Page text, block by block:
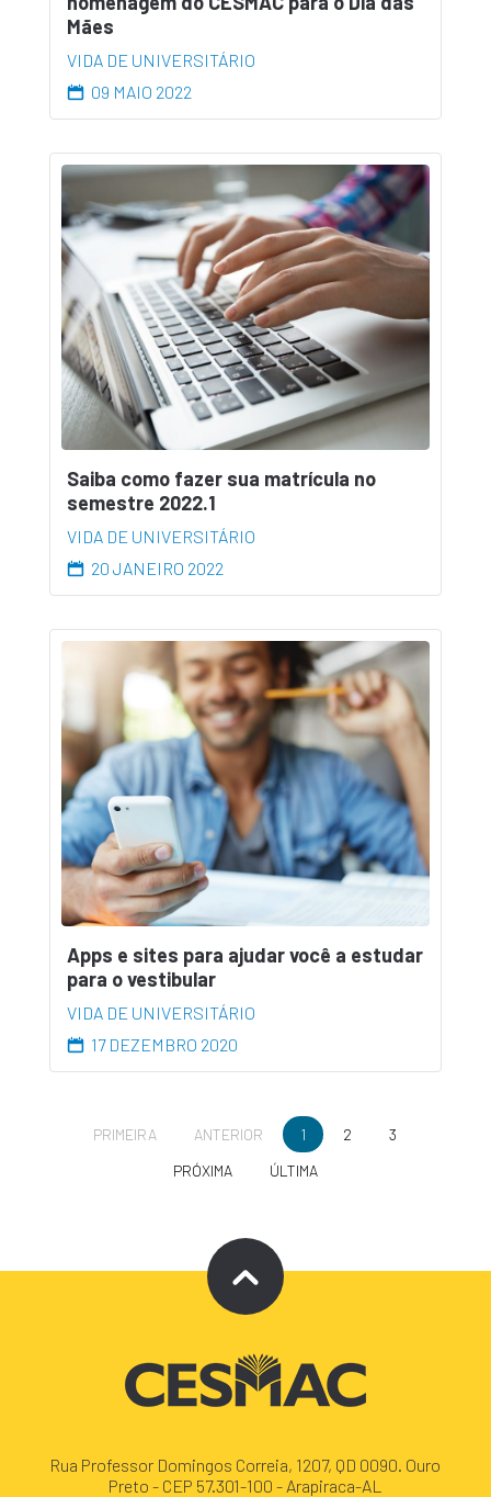
Mães
VIDA DE UNIVERSITÁRIO
09 MAIO 2022
Saiba como fazer sua matrícula no
semestre 2022.1
VIDA DE UNIVERSITÁRIO
20 JANEIRO 2022
Apps e sites para ajudar você a estudar
para o vestibular
VIDA DE UNIVERSITÁRIO
17 DEZEMBRO 2020
PRIMEIRA ANTERIOR 1 2
3
PRÓXIMA
ÚLTIMA
Rua Professor Domingos Correia, 1207, QD 0090. Ouro
Preto - CEP 57.301-100 - Arapiraca-AL